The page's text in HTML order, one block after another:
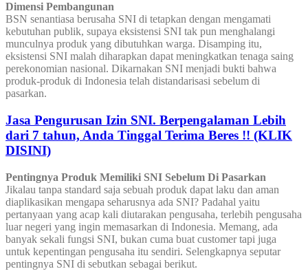
Dimensi Pembangunan
BSN senantiasa berusaha SNI di tetapkan dengan mengamati
kebutuhan publik, supaya eksistensi SNI tak pun menghalangi
munculnya produk yang dibutuhkan warga. Disamping itu,
eksistensi SNI malah diharapkan dapat meningkatkan tenaga saing
perekonomian nasional. Dikarnakan SNI menjadi bukti bahwa
produk-produk di Indonesia telah distandarisasi sebelum di
pasarkan.
Jasa Pengurusan Izin SNI. Berpengalaman Lebih
dari 7 tahun, Anda Tinggal Terima Beres !! (KLIK
DISINI)
Pentingnya Produk Memiliki SNI Sebelum Di Pasarkan
Jikalau tanpa standard saja sebuah produk dapat laku dan aman
diaplikasikan mengapa seharusnya ada SNI? Padahal yaitu
pertanyaan yang acap kali diutarakan pengusaha, terlebih pengusaha
luar negeri yang ingin memasarkan di Indonesia. Memang, ada
banyak sekali fungsi SNI, bukan cuma buat customer tapi juga
untuk kepentingan pengusaha itu sendiri. Selengkapnya seputar
pentingnya SNI di sebutkan sebagai berikut.